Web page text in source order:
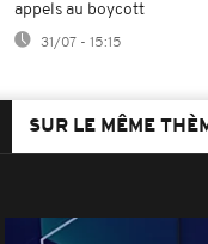
appels au boycott
31/07 - 15:15
SUR LE MÊME